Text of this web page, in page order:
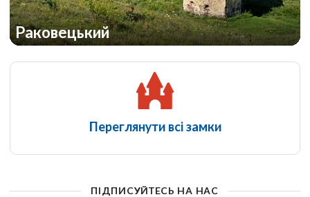
Раковецький
Переглянути всі замки
ПІДПИСУЙТЕСЬ НА НАС